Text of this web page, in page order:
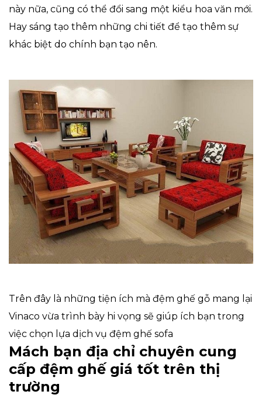
này nữa, cũng có thể đổi sang một kiểu hoa văn mới.
Hay sáng tạo thêm những chi tiết để tạo thêm sự
khác biệt do chính bạn tạo nên.
Trên đây là những tiện ích mà đệm ghế gỗ mang lại
Vinaco vừa trình bày hi vọng sẽ giúp ích bạn trong
việc chọn lựa dịch vụ đệm ghế sofa
Mách bạn địa chỉ chuyên cung
cấp đệm ghế giá tốt trên thị
trường